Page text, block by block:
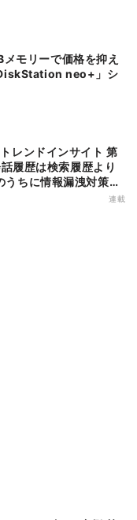
モリーで価格を抑え
neo+」シ
履歴は検索履歴より
うちに情報漏洩対策を
連載